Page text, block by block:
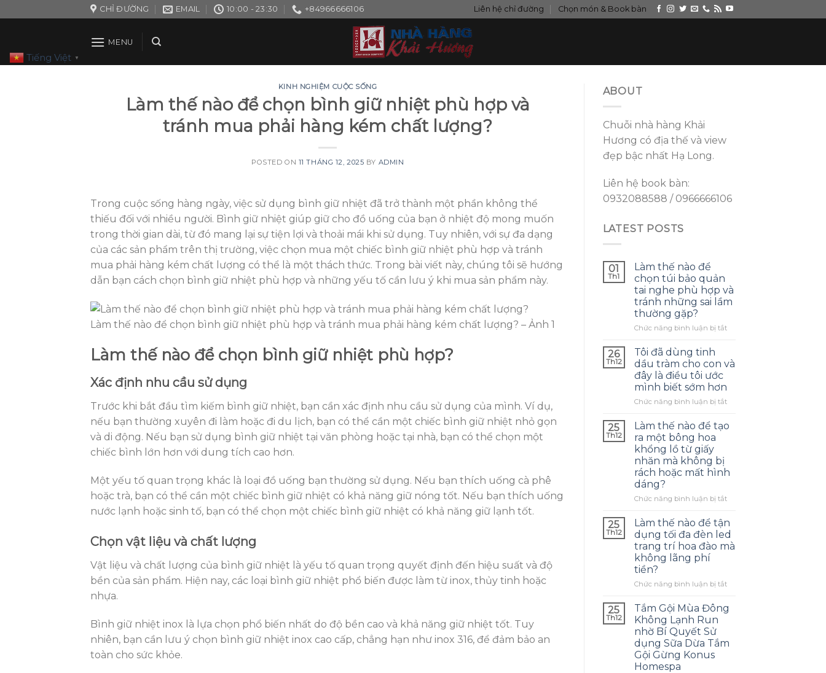
to
CHỈ ĐƯỜNG EMAIL 10:00 - 23:30 +84966666106 Liên hệ chỉ đường Chọn món & Book bàn
MENU
KINH NGHIỆM CUỘC SỐNG
Làm thế nào để chọn bình giữ nhiệt phù hợp và
tránh mua phải hàng kém chất lượng?
POSTED ON 11 THÁNG 12, 2025 BY ADMIN
Trong cuộc sống hàng ngày, việc sử dụng bình giữ nhiệt đã trở thành một phần không thể
thiếu đối với nhiều người. Bình giữ nhiệt giúp giữ cho đồ uống của bạn ở nhiệt độ mong muốn
trong thời gian dài, từ đó mang lại sự tiện lợi và thoải mái khi sử dụng. Tuy nhiên, với sự đa dạng
của các sản phẩm trên thị trường, việc chọn mua một chiếc bình giữ nhiệt phù hợp và tránh
mua phải hàng kém chất lượng có thể là một thách thức. Trong bài viết này, chúng tôi sẽ hướng
dẫn bạn cách chọn bình giữ nhiệt phù hợp và những yếu tố cần lưu ý khi mua sản phẩm này.
Làm thế nào để chọn bình giữ nhiệt phù hợp và tránh mua phải hàng kém chất lượng? – Ảnh 1
Làm thế nào để chọn bình giữ nhiệt phù hợp?
Xác định nhu cầu sử dụng
Trước khi bắt đầu tìm kiếm bình giữ nhiệt, bạn cần xác định nhu cầu sử dụng của mình. Ví dụ,
nếu bạn thường xuyên đi làm hoặc đi du lịch, bạn có thể cần một chiếc bình giữ nhiệt nhỏ gọn
và di động. Nếu bạn sử dụng bình giữ nhiệt tại văn phòng hoặc tại nhà, bạn có thể chọn một
chiếc bình lớn hơn với dung tích cao hơn.
Một yếu tố quan trọng khác là loại đồ uống bạn thường sử dụng. Nếu bạn thích uống cà phê
hoặc trà, bạn có thể cần một chiếc bình giữ nhiệt có khả năng giữ nóng tốt. Nếu bạn thích uống
nước lạnh hoặc sinh tố, bạn có thể chọn một chiếc bình giữ nhiệt có khả năng giữ lạnh tốt.
Chọn vật liệu và chất lượng
Vật liệu và chất lượng của bình giữ nhiệt là yếu tố quan trọng quyết định đến hiệu suất và độ
bền của sản phẩm. Hiện nay, các loại bình giữ nhiệt phổ biến được làm từ inox, thủy tinh hoặc
nhựa.
Bình giữ nhiệt inox là lựa chọn phổ biến nhất do độ bền cao và khả năng giữ nhiệt tốt. Tuy
nhiên, bạn cần lưu ý chọn bình giữ nhiệt inox cao cấp, chẳng hạn như inox 316, để đảm bảo an
toàn cho sức khỏe.
ABOUT
Chuỗi nhà hàng Khải
Hương có địa thế và view
đẹp bậc nhất Hạ Long.
Liên hệ book bàn:
0932088588 / 0966666106
LATEST POSTS
01
Th1
Làm thế nào để
chọn túi bảo quản
tai nghe phù hợp và
tránh những sai lầm
thường gặp?
Chức năng bình luận bị tắtở
nào
để
túi
bảo
nghe
tránh
gặp?
26
Th12
Tôi đã dùng tinh
dầu tràm cho con và
đây là điều tôi ước
mình biết sớm hơn
Chức năng bình luận bị tắtở
đã
dùng
cho
điều
tôi
ước
hơn
25
Th12
Làm thế nào để tạo
ra một bông hoa
khổng lồ từ giấy
nhăn mà không bị
rách hoặc mất hình
dáng?
Chức năng bình luận bị tắtở
thế
nào
để
tạo
bông
lồ
nhăn
25
Th12
Làm thế nào để tận
dụng tối đa đèn led
trang trí hoa đào mà
không lãng phí
tiền?
Chức năng bình luận bị tắtở
thế
nào
dụng
25
Th12
Tắm Gội Mùa Đông
Không Lạnh Run
nhờ Bí Quyết Sử
dụng Sữa Dừa Tắm
Gội Gừng Konus
Homespa
Tiếng Việt ▼